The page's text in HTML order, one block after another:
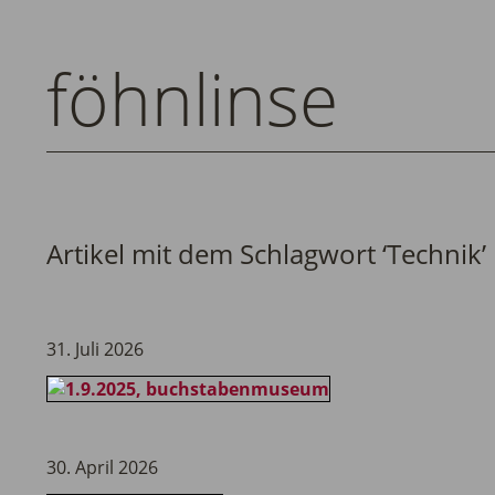
föhnlinse
Artikel mit dem Schlagwort ‘Technik’
31. Juli 2026
30. April 2026